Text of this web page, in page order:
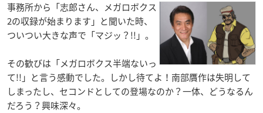
事務所から「志郎さん、メガロボクス
2の収録が始まります」と聞いた時、
ついつい大きな声で「マジッ？!!」。
その歓びは「メガロボクス半端ないっ
て!!」と言う感動でした。しかし待てよ！南部贋作は失明して
しまったし、セコンドとしての登場なのか？一体、どうなるん
だろう？興味深々。